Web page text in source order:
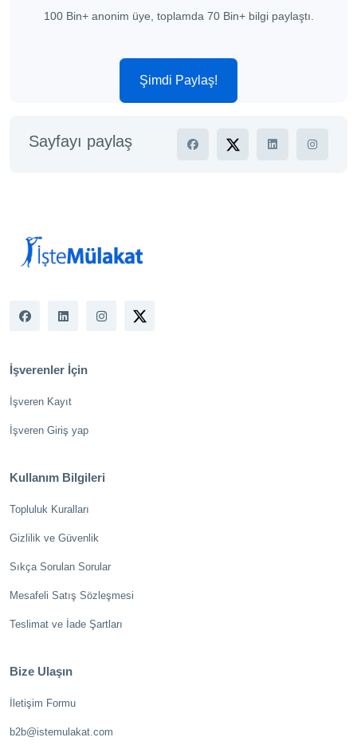
100 Bin+ anonim üye, toplamda 70 Bin+ bilgi paylaştı.
Şimdi Paylaş!
Sayfayı paylaş
İşverenler İçin
İşveren Kayıt
İşveren Giriş yap
Kullanım Bilgileri
Topluluk Kuralları
Gizlilik ve Güvenlik
Sıkça Sorulan Sorular
Mesafeli Satış Sözleşmesi
Teslimat ve İade Şartları
Bize Ulaşın
İletişim Formu
b2b@istemulakat.com